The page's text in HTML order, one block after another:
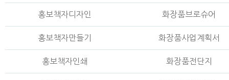
홍보책자디자인 화장품브로슈어
홍보책자만들기 화장품사업계획서
홍보책자인쇄 화장품전단지